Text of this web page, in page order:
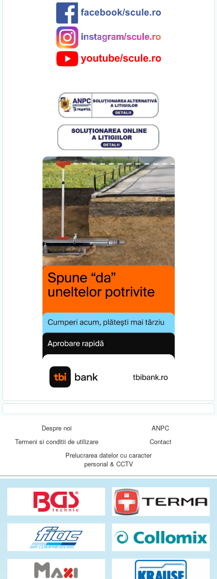
Despre noi
ANPC
Termeni si conditii de utilizare
Contact
Prelucrarea datelor cu caracter
personal & CCTV